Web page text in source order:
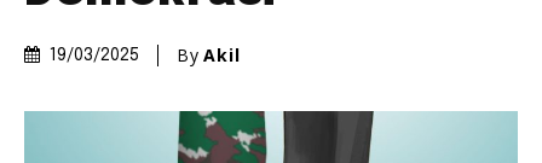
19/03/2025 By Akil